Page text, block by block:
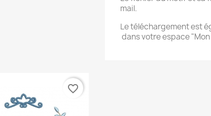
mail.
Le téléchargement est
dans votre espace
favorite_border